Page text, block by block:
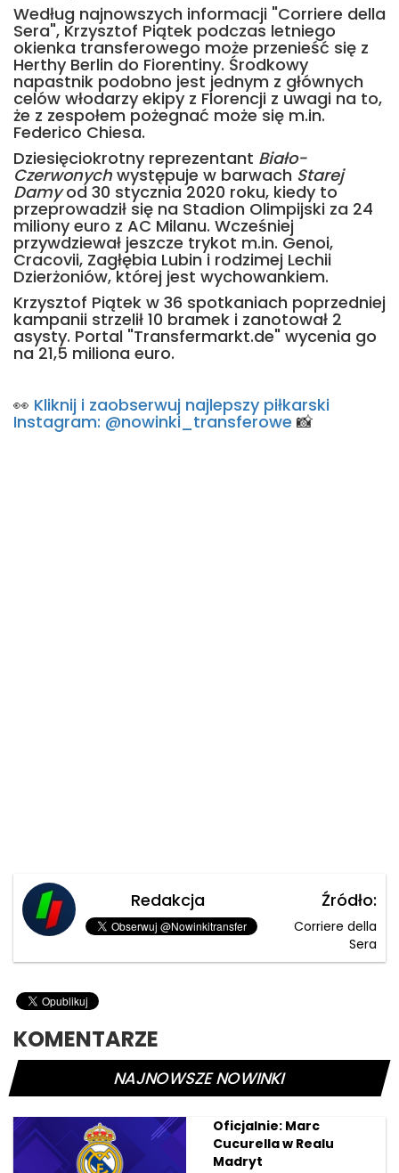
Według najnowszych informacji "Corriere della
Sera", Krzysztof Piątek podczas letniego
okienka transferowego może przenieść się z
Herthy Berlin do Fiorentiny. Środkowy
napastnik podobno jest jednym z głównych
celów włodarzy ekipy z Florencji z uwagi na to,
że z zespołem pożegnać może się m.in.
Federico Chiesa.
Dziesięciokrotny reprezentant Biało-
Czerwonych występuje w barwach Starej
Damyod 30 stycznia 2020 roku, kiedy to
przeprowadził się na Stadion Olimpijski za 24
miliony euro z AC Milanu. Wcześniej
przywdziewał jeszcze trykot m.in. Genoi,
Cracovii, Zagłębia Lubin i rodzimej Lechii
Dzierżoniów, której jest wychowankiem.
Krzysztof Piątek w 36 spotkaniach poprzedniej
kampanii strzelił 10 bramek i zanotował 2
asysty. Portal "Transfermarkt.de" wycenia go
na 21,5 miliona euro.
👀 Kliknij i zaobserwuj najlepszy piłkarski
Instagram: @nowinki_transferowe 📸
Redakcja Źródło:
Corriere della
Sera
KOMENTARZE
NAJNOWSZE NOWINKI
Oficjalnie: Marc
Cucurella w Realu
Madryt